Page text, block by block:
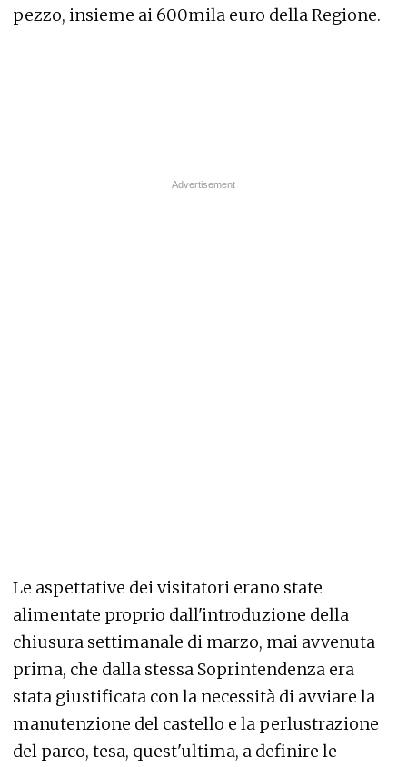
pezzo, insieme ai 600mila euro della Regione.
Le aspettative dei visitatori erano state
alimentate proprio dall'introduzione della
chiusura settimanale di marzo, mai avvenuta
prima, che dalla stessa Soprintendenza era
stata giustificata con la necessità di avviare la
manutenzione del castello e la perlustrazione
del parco, tesa, quest'ultima, a definire le